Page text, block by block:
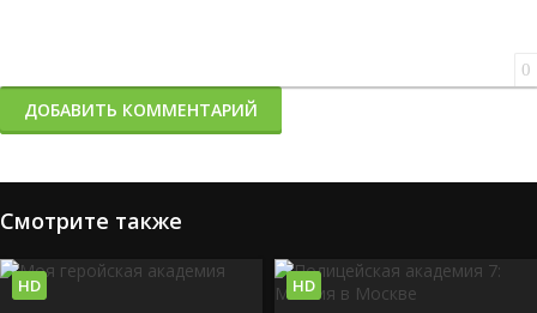
0
ДОБАВИТЬ КОММЕНТАРИЙ
Смотрите также
HD HD